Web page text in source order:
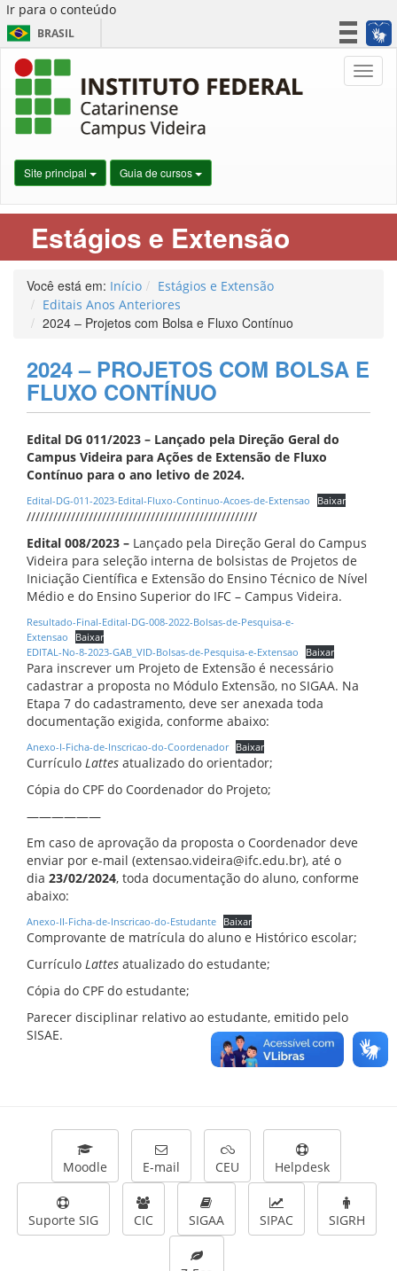
Ir para o conteúdo
BRASIL
Simplifique!
Site principal Guia de cursos
Estágios e Extensão
Você está em: Início
Estágios e Extensão
Editais Anos Anteriores
2024 – Projetos com Bolsa e Fluxo Contínuo
2024 – PROJETOS COM BOLSA E
FLUXO CONTÍNUO
Edital DG 011/2023 – Lançado pela Direção Geral do
Campus Videira para Ações de Extensão de Fluxo
Contínuo para o ano letivo de 2024.
Edital-DG-011-2023-Edital-Fluxo-Continuo-Acoes-de-Extensao Baixar
////////////////////////////////////////////////////
Edital 008/2023 – Lançado pela Direção Geral do Campus
Videira para seleção interna de bolsistas de Projetos de
Iniciação Científica e Extensão do Ensino Técnico de Nível
Médio e do Ensino Superior do IFC – Campus Videira.
Resultado-Final-Edital-DG-008-2022-Bolsas-de-Pesquisa-e-
Extensao
Baixar
EDITAL-No-8-2023-GAB_VID-Bolsas-de-Pesquisa-e-Extensao
Baixar
Para inscrever um Projeto de Extensão é necessário
cadastrar a proposta no Módulo Extensão, no SIGAA. Na
Etapa 7 do cadastramento, deve ser anexada toda
documentação exigida, conforme abaixo:
Anexo-I-Ficha-de-Inscricao-do-Coordenador Baixar
Currículo Lattes atualizado do orientador;
Cópia do CPF do Coordenador do Projeto;
——————
Em caso de aprovação da proposta o Coordenador deve
enviar por e-mail (extensao.videira@ifc.edu.br), até o
dia 23/02/2024, toda documentação do aluno, conforme
abaixo:
Anexo-II-Ficha-de-Inscricao-do-Estudante Baixar
Comprovante de matrícula do aluno e Histórico escolar;
Currículo Lattes atualizado do estudante;
Cópia do CPF do estudante;
Parecer disciplinar relativo ao estudante, emitido pelo
SISAE.
Moodle E-mail CEU Helpdesk
Suporte SIG CIC SIGAA SIPAC SIGRH